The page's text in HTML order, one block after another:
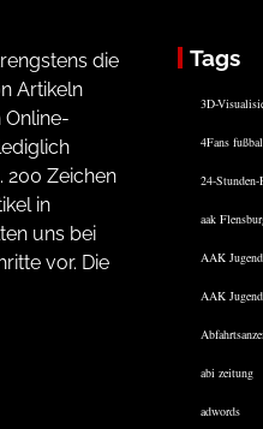
die
Artikeln
Online-
200 Zeichen
in
uns bei
vor. Die
Tags
3D-
4Fans
24-Stunden-
aak
AAK
AAK
abi zeitung
adwords